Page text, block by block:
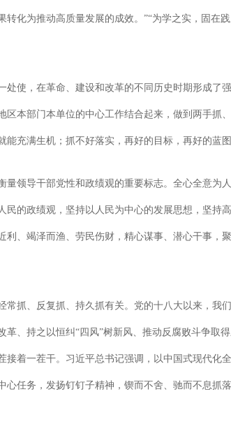
化为推动高质量发展的成效。”“为学之实，固在
使，在革命、建设和改革的不同历史时期形成了
本部门本单位的中心工作结合起来，做到两手抓
充满生机；抓不好落实，再好的目标，再好的蓝
领导干部党性和政绩观的重要标志。全心全意为
的政绩观，坚持以人民为中心的发展思想，坚持
、竭泽而渔、劳民伤财，精心谋事、潜心干事，
抓、反复抓、持久抓有关。党的十八大以来，我
、持之以恒纠“四风”树新风、推动反腐败斗争取
着一茬干。习近平总书记强调，以中国式现代化
任务，发扬钉钉子精神，锲而不舍、驰而不息抓